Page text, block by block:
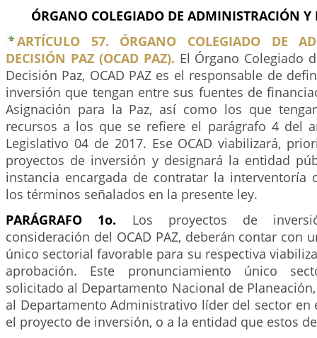
ÓRGANO COLEGIADO DE ADMINISTRACIÓN Y
ARTÍCULO 57. ÓRGANO COLEGIADO DE
DECISIÓN PAZ (OCAD PAZ). El Órgano Colegiado
Decisión Paz, OCAD PAZ es el responsable de
inversión que tengan entre sus fuentes de
Asignación para la Paz, así como los que
recursos a los que se refiere el parágrafo 4 del
Legislativo 04 de 2017. Ese OCAD viabilizará,
proyectos de inversión y designará la entidad
instancia encargada de contratar la interventoría
los términos señalados en la presente ley.
PARÁGRAFO 1o. Los proyectos de
consideración del OCAD PAZ, deberán contar con
único sectorial favorable para su respectiva
aprobación. Este pronunciamiento único
solicitado al Departamento Nacional de
al Departamento Administrativo líder del sector en
el proyecto de inversión, o a la entidad que estos